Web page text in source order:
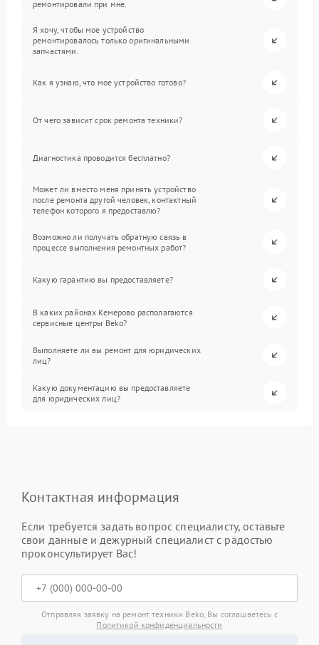
ремонтировали при мне.
Я хочу, чтобы мое устройство
ремонтировалось только оригинальными
запчастями.
Как я узнаю, что мое устройство готово?
От чего зависит срок ремонта техники?
Диагностика проводится бесплатно?
Может ли вместо меня принять устройство
после ремонта другой человек, контактный
телефон которого я предоставлю?
Возможно ли получать обратную связь в
процессе выполнения ремонтных работ?
Какую гарантию вы предоставляете?
В каких районах Кемерово располагаются
сервисные центры Beko?
Выполняете ли вы ремонт для юридических
лиц?
Какую документацию вы предоставляете
для юридических лиц?
Контактная информация
Если требуется задать вопрос специалисту, оставьте
свои данные и дежурный специалист с радостью
проконсультирует Вас!
Отправляя заявку на ремонт техники Beko, Вы соглашаетесь с
Политикой конфиденциальности